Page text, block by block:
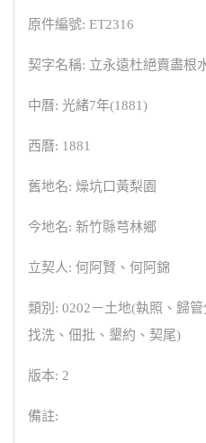
原件編號: ET2316
契字名稱: 立永遠杜絕賣盡根
中曆: 光緒7年(1881)
西曆: 1881
舊地名: 燥坑口黃梨園
今地名: 新竹縣芎林鄉
立契人: 何阿賢、何阿錦
類別: 0202－土地(執照、歸
找洗、佃批、墾約、契尾)
版本: 2
備註: